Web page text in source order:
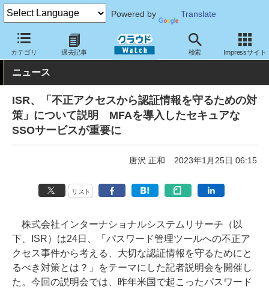
Powered by Translate
カテゴリ 過去記事 検索 Impressサイト
クラウド Watch トピック 業界動向
ニュース
ISR、「不正アクセスから認証情報を守るための対
策」について説明 MFAを導入したセキュアな
SSOサービスが重要に
唐沢 正和 2023年1月25日 06:15
リスト
株式会社インターナショナルシステムリサーチ（以
下、ISR）は24日、「パスワード管理ツールへの不正ア
クセス事件から考える、大切な認証情報を守るためにと
るべき対策とは？」をテーマにした記者説明会を開催し
た。今回の説明会では、昨年米国で起こったパスワード